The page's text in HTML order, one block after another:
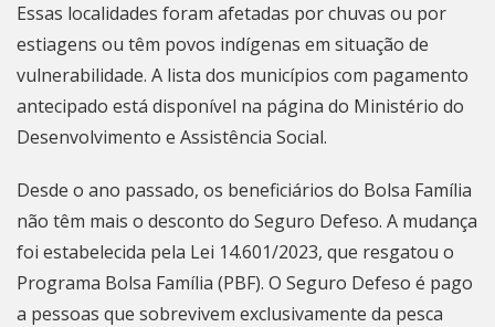
Essas localidades foram afetadas por chuvas ou por
estiagens ou têm povos indígenas em situação de
vulnerabilidade. A lista dos municípios com pagamento
antecipado está disponível na página do Ministério do
Desenvolvimento e Assistência Social.
Desde o ano passado, os beneficiários do Bolsa Família
não têm mais o desconto do Seguro Defeso. A mudança
foi estabelecida pela Lei 14.601/2023, que resgatou o
Programa Bolsa Família (PBF). O Seguro Defeso é pago
a pessoas que sobrevivem exclusivamente da pesca